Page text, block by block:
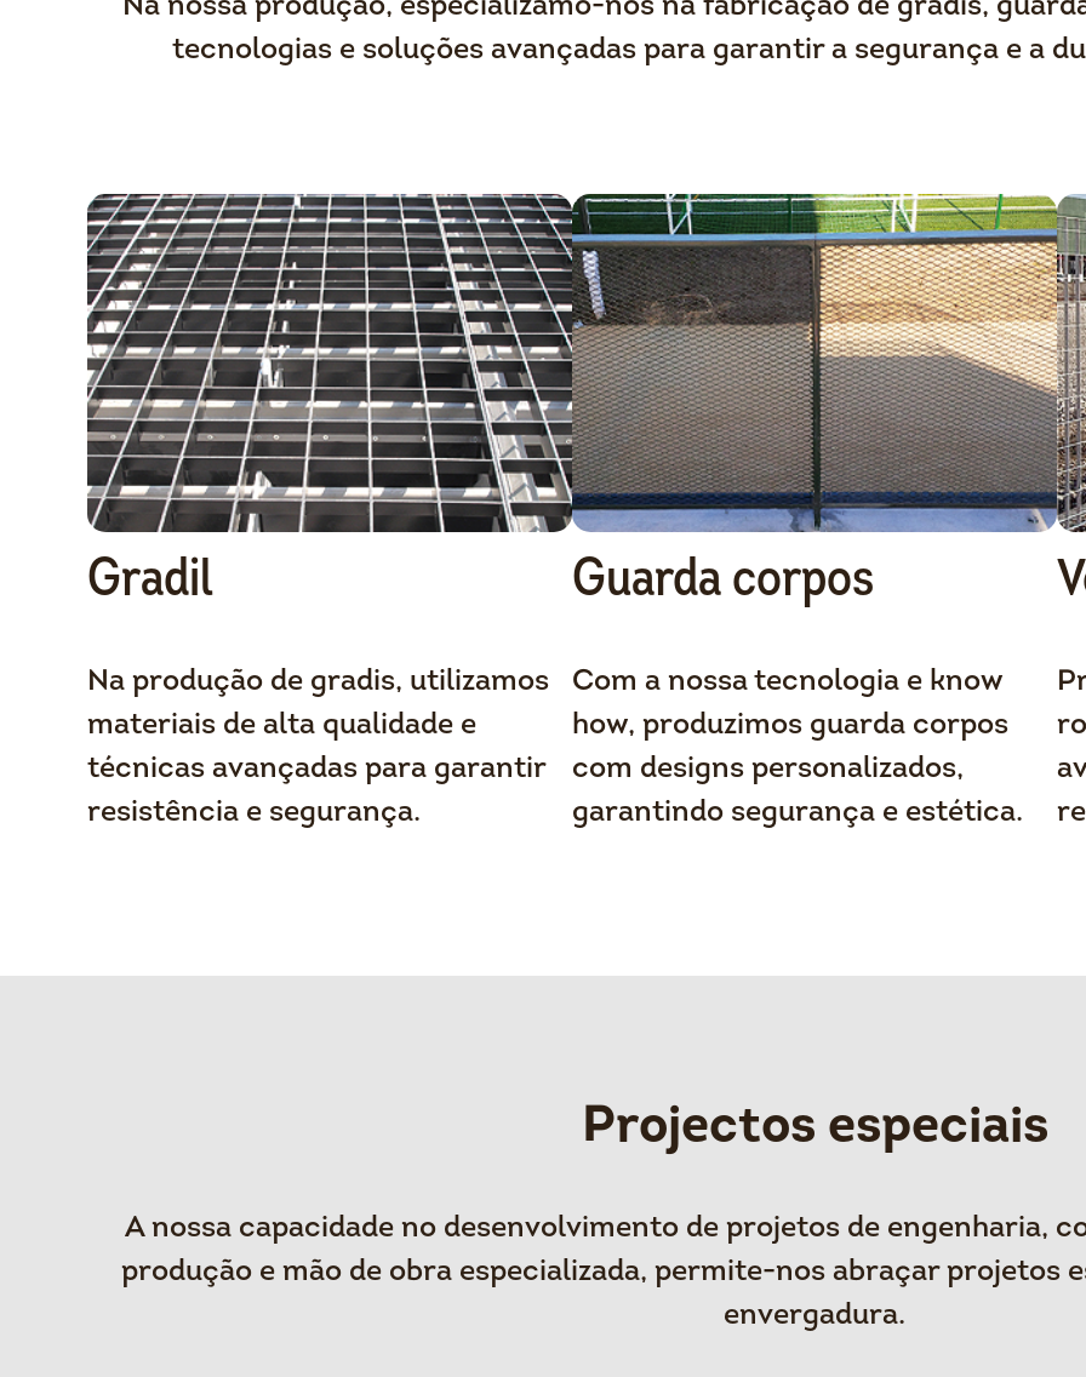
Na nossa produção, especializamo-nos na fabricação de gradis,
tecnologias e soluções avançadas para garantir a segurança e a
Gradil
Na produção de gradis, utilizamos
materiais de alta qualidade e
técnicas avançadas para garantir
resistência e segurança.
Guarda corpos
Com a nossa tecnologia e know
how, produzimos guarda corpos
com designs personalizados,
garantindo segurança e estética.
Projectos especiais
A nossa capacidade no desenvolvimento de projetos de engenharia,
produção e mão de obra especializada, permite-nos abraçar projetos
envergadura.